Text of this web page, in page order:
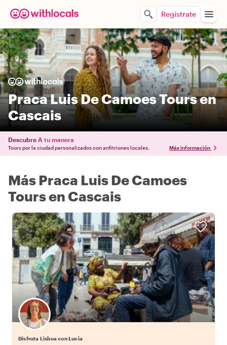
Regístrate
Praca Luis De Camoes Tours en
Cascais
Descubre A tu manera
Tours por la ciudad personalizados con anfitriones locales. Más información
Más Praca Luis De Camoes
Tours en Cascais
Disfruta Lisboa con Lucia